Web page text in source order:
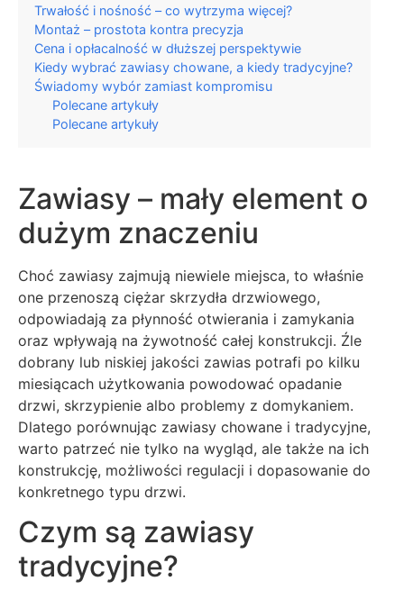
Trwałość i nośność – co wytrzyma więcej?
Montaż – prostota kontra precyzja
Cena i opłacalność w dłuższej perspektywie
Kiedy wybrać zawiasy chowane, a kiedy tradycyjne?
Świadomy wybór zamiast kompromisu
Polecane artykuły
Polecane artykuły
Zawiasy – mały element o
dużym znaczeniu
Choć zawiasy zajmują niewiele miejsca, to właśnie
one przenoszą ciężar skrzydła drzwiowego,
odpowiadają za płynność otwierania i zamykania
oraz wpływają na żywotność całej konstrukcji. Źle
dobrany lub niskiej jakości zawias potrafi po kilku
miesiącach użytkowania powodować opadanie
drzwi, skrzypienie albo problemy z domykaniem.
Dlatego porównując zawiasy chowane i tradycyjne,
warto patrzeć nie tylko na wygląd, ale także na ich
konstrukcję, możliwości regulacji i dopasowanie do
konkretnego typu drzwi.
Czym są zawiasy
tradycyjne?